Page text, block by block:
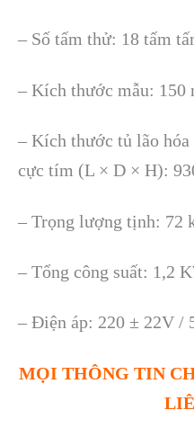
– Số tấm thử: 18 tấm
– Kích thước mẫu: 150
– Kích thước tủ lão
cực tím (L × D × H):
– Trọng lượng tịnh: 72
– Tổng công suất: 1,2
– Điện áp: 220 ± 22V /
MỌI THÔNG TIN